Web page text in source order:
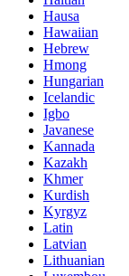
Hausa
Hawaiian
Hebrew
Hmong
Hungarian
Icelandic
Igbo
Javanese
Kannada
Kazakh
Khmer
Kurdish
Kyrgyz
Latin
Latvian
Lithuanian